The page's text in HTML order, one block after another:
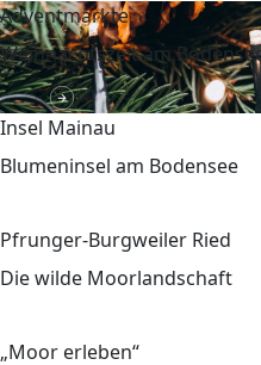
Adventmärkte
Weihnachtszeit am
Insel Mainau
Blumeninsel am Bodensee
Pfrunger-Burgweiler Ried
Die wilde Moorlandschaft
„Moor erleben“